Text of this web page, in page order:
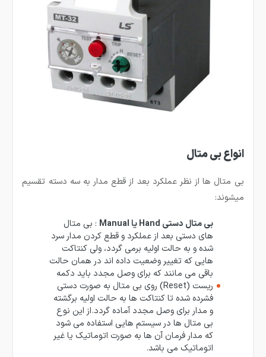
انواع بی متال
بی متال ها از نظر عملکرد بعد از قطع مدار به سه دسته تقسیم
میشوند:
بی متال دستی Hand یا Manual
: بی متال
های دستی بعد از عملکرد و قطع کردن مدار سرد
شده و به حالت اولیه برمی گردد، ولی کنتاکت
هایی که تغییر وضعیت داده اند در همان حالت
باقی می مانند که برای وصل مجدد باید دکمه
ریست (Reset) روی بی متال به صورت دستی
فشرده شده تا کنتاکت ها به حالت اولیه برگشته
و مدار برای وصل مجدد آماده گردد.از این نوع
بی متال ها در سیستم هایی استفاده می شود
که مدار فرمان آن ها به صورت اتوماتیک یا غیر
اتوماتیک می باشد.